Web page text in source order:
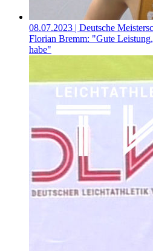
08.07.2023 | Deutsche
Florian Bremm: "Gute
habe"